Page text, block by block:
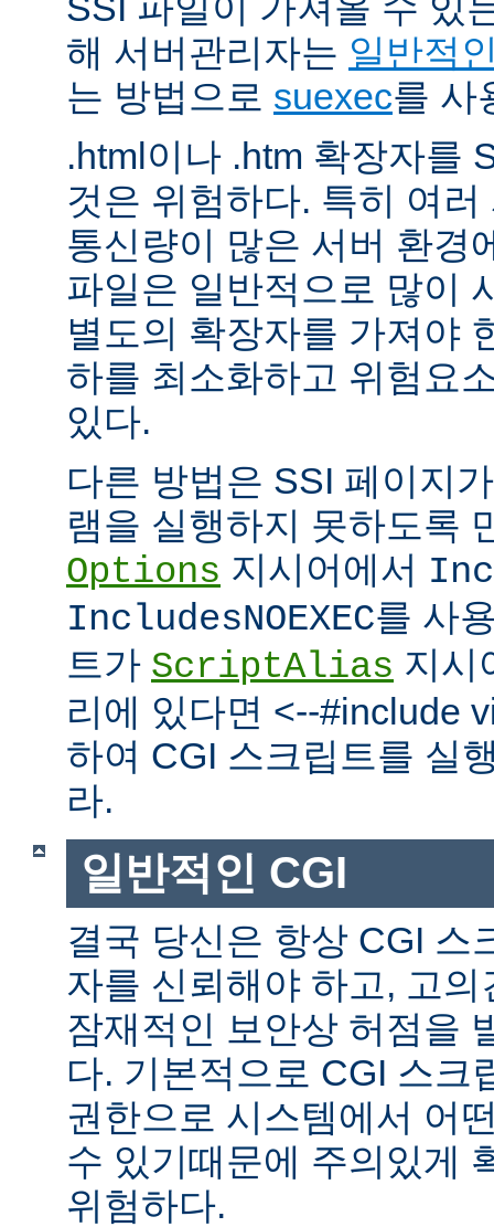
해 서버관리자는 일반적
는 방법으로 suexec를 사
.html이나 .htm 확장자를
것은 위험하다. 특히 여
통신량이 많은 서버 환경
파일은 일반적으로 많이
별도의 확장자를 가져야
하를 최소화하고 위험요
있다.
다른 방법은 SSI 페이지
램을 실행하지 못하도록
Options 지시어에서
IncludesNOEXEC를 사
트가 ScriptAlias 지시
리에 있다면 <--#include
하여 CGI 스크립트를 실
라.
일반적인 CGI
결국 당신은 항상 CGI 스
자를 신뢰해야 하고, 고
잠재적인 보안상 허점을
다. 기본적으로 CGI 스크
권한으로 시스템에서 어
수 있기때문에 주의있게
위험하다.